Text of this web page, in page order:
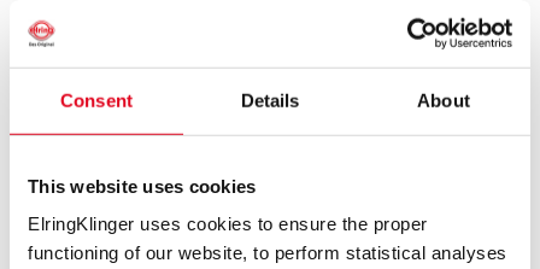
Consent Details About
This website uses cookies
ElringKlinger uses cookies to ensure the proper
functioning of our website, to perform statistical analyses
Швеция
Эстония
Язык: Норвежский, Независимо от языка
Медиа-тип: Паспорта безопасности
Группа продукции: Клеи